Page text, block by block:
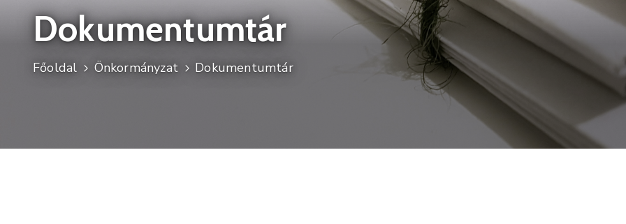
Dokumentumtár
Főoldal Önkormányzat Dokumentumtár